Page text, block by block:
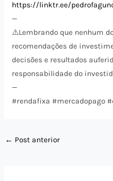
https://linktr.ee/
—
⚠️​Lembrando que nenhum
recomendações de
decisões e resultados
responsabilidade do
—
#rendafixa #mercadopago
← Post anterior